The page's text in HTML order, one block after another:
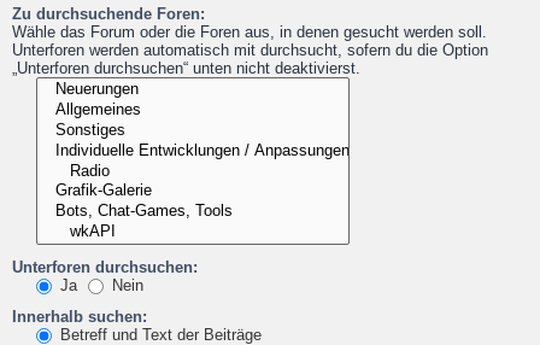
Zu durchsuchende Foren:
Wähle das Forum oder die Foren aus, in denen gesucht werden soll.
Unterforen werden automatisch mit durchsucht, sofern du die Option
„Unterforen durchsuchen“ unten nicht deaktivierst.
Unterforen durchsuchen:
Ja
Nein
Innerhalb suchen:
Betreff und Text der Beiträge